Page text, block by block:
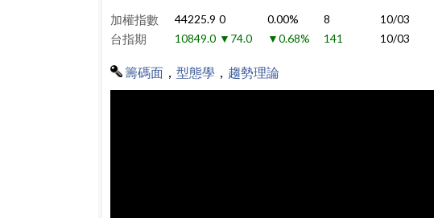
加權指數 44225.9 0 0.00% 8 10/03
台指期 10849.0 ▼74.0 ▼0.68% 141 10/03
籌碼面 型態學 趨勢理論